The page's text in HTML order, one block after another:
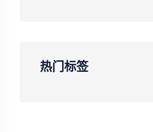
热门标签